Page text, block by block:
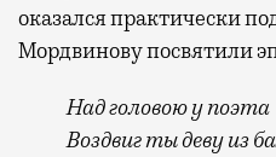
оказался практически
Мордвинову посвятили
Над головою у поэта
Воздвиг ты деву из